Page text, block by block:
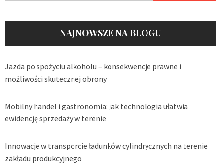
NAJNOWSZE NA BLOGU
Jazda po spożyciu alkoholu – konsekwencje prawne i
możliwości skutecznej obrony
Mobilny handel i gastronomia: jak technologia ułatwia
ewidencję sprzedaży w terenie
Innowacje w transporcie ładunków cylindrycznych na terenie
zakładu produkcyjnego